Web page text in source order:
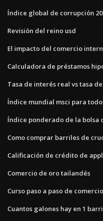
Índice global de corrupción
Revisión del reino usd
El impacto del comercio
Calculadora de préstamos
Tasa de interés real vs tasa
Índice mundial msci para
Índice ponderado de la bolsa
Como comprar barriles de
Calificación de crédito de
Comercio de oro tailandés
Curso paso a paso de
Cuantos galones hay en 1